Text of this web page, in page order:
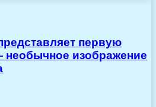
первую
необычное изображение